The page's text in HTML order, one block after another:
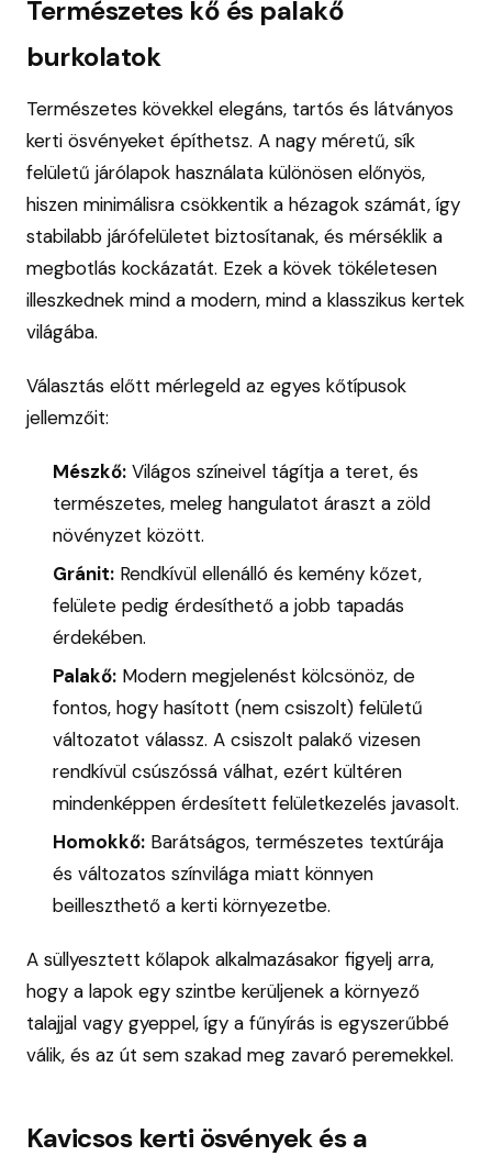
Természetes kő és palakő
burkolatok
Természetes kövekkel elegáns, tartós és látványos
kerti ösvényeket építhetsz. A nagy méretű, sík
felületű járólapok használata különösen előnyös,
hiszen minimálisra csökkentik a hézagok számát, így
stabilabb járófelületet biztosítanak, és mérséklik a
megbotlás kockázatát. Ezek a kövek tökéletesen
illeszkednek mind a modern, mind a klasszikus kertek
világába.
Választás előtt mérlegeld az egyes kőtípusok
jellemzőit:
Mészkő: Világos színeivel tágítja a teret, és
természetes, meleg hangulatot áraszt a zöld
növényzet között.
Gránit: Rendkívül ellenálló és kemény kőzet,
felülete pedig érdesíthető a jobb tapadás
érdekében.
Palakő: Modern megjelenést kölcsönöz, de
fontos, hogy hasított (nem csiszolt) felületű
változatot válassz. A csiszolt palakő vizesen
rendkívül csúszóssá válhat, ezért kültéren
mindenképpen érdesített felületkezelés javasolt.
Homokkő: Barátságos, természetes textúrája
és változatos színvilága miatt könnyen
beilleszthető a kerti környezetbe.
A süllyesztett kőlapok alkalmazásakor figyelj arra,
hogy a lapok egy szintbe kerüljenek a környező
talajjal vagy gyeppel, így a fűnyírás is egyszerűbbé
válik, és az út sem szakad meg zavaró peremekkel.
Kavicsos kerti ösvények és a